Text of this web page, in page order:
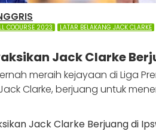
COOURSE 2023 LATAR BELAKANG JACK CLARKE
Jack Clarke
meraih kejayaan di Liga
Clarke, berjuang untuk